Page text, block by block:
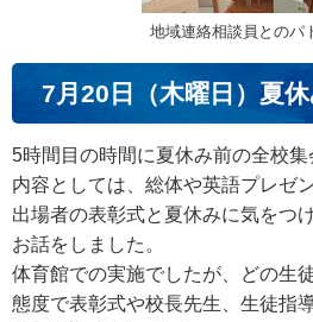
地域連絡相談員とのパ
7月20日（木曜日）夏
5時間目の時間に夏休み前の全校集
内容としては、総体や英語プレゼ
出場者の表彰式と夏休みに気をつ
お話をしました。
体育館での実施でしたが、どの生
態度で表彰式や校長先生、生徒指